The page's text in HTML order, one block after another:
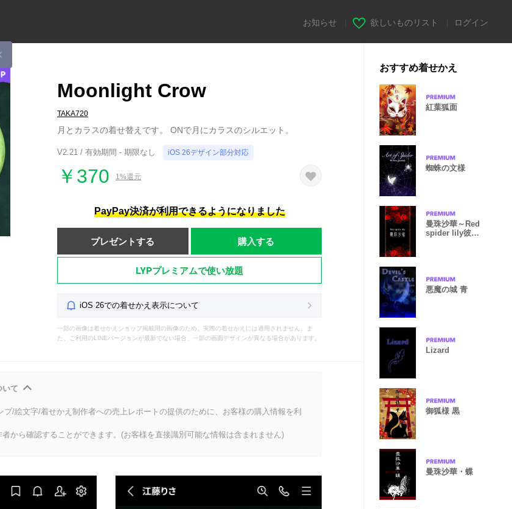
お知らせ 欲しいものリスト ログイン
Moonlight Crow
TAKA720
月とカラスの着せ替えです。 ONで月にカラスのシルエット。
V2.21 / 有効期間 - 期限なし iOS 26デザイン部分対応
￥370 1%還元
PayPay決済が利用できるようになりました
プレゼントする 購入する
LYPプレミアムで使い放題
iOS 26での着せかえ表示について
一部の画像は着せかえショップ掲載用の画像のため、実際の着せかえには適用されません。ま
た、ご利用のLINEバージョンが最新でない場合、一部の画面デザインが異なる場合があります。
いて
プ/絵文字/着せかえ制作者への売上レポートの提供のために、お客様の購入情報を利
から確認することができます。(お客様を直接識別可能な情報は含まれません)
おすすめ着せかえ
紅葉狐面
蜘蛛の文様
曼珠沙華～Red
spider lily彼岸
悪魔の城 青
Lizard
御狐様 黒
曼珠沙華・蝶